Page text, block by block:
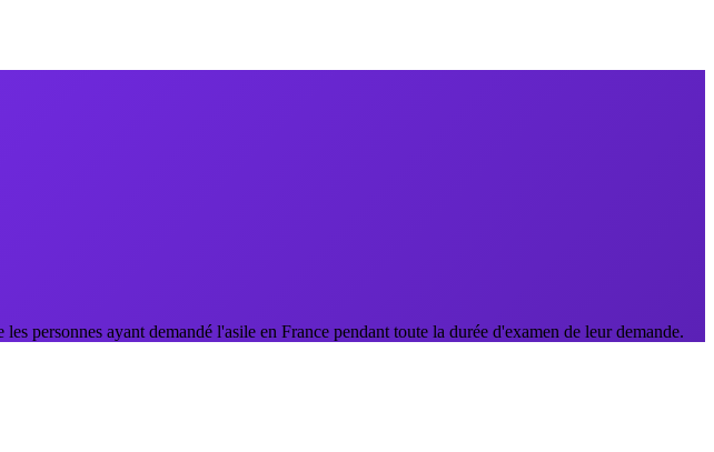
personnes ayant demandé l'asile en France pendant toute la durée d'examen de leur demande.